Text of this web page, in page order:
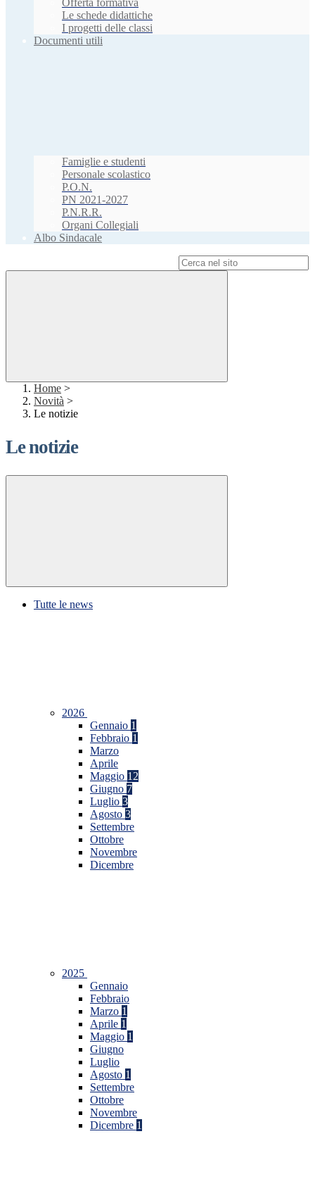
Offerta formativa
Le schede didattiche
I progetti delle classi
Documenti utili
Famiglie e studenti
Personale scolastico
P.O.N.
PN 2021-2027
P.N.R.R.
Organi Collegiali
Albo Sindacale
Home >
Novità >
Le notizie
Le notizie
Tutte le news
2026
Gennaio 1
Febbraio 1
Marzo
Aprile
Maggio 12
Giugno 7
Luglio 3
Agosto 3
Settembre
Ottobre
Novembre
Dicembre
2025
Gennaio
Febbraio
Marzo 1
Aprile 1
Maggio 1
Giugno
Luglio
Agosto 1
Settembre
Ottobre
Novembre
Dicembre 1